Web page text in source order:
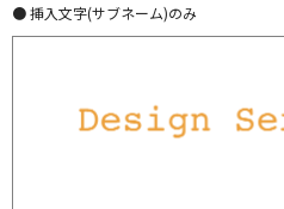
● 挿入文字(サブネーム)のみ